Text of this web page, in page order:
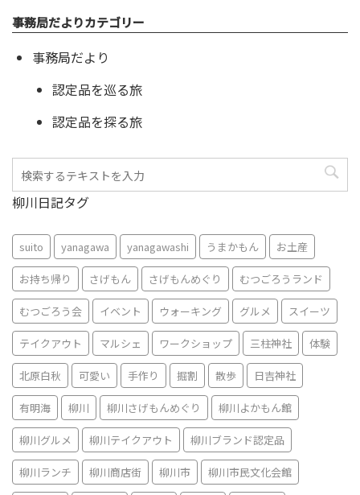
事務局だよりカテゴリー
事務局だより
認定品を巡る旅
認定品を探る旅
柳川日記タグ
suito yanagawa yanagawashi うまかもん お土産
お持ち帰り さげもん さげもんめぐり むつごろうランド
むつごろう会 イベント ウォーキング グルメ スイーツ
テイクアウト マルシェ ワークショップ 三柱神社 体験
北原白秋 可愛い 手作り 掘割 散歩 日吉神社
有明海 柳川 柳川さげもんめぐり 柳川よかもん館
柳川グルメ 柳川テイクアウト 柳川ブランド認定品
柳川ランチ 柳川商店街 柳川市 柳川市民文化会館